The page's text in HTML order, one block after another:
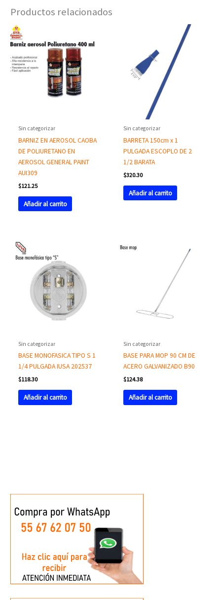
Productos relacionados
Sin categorizar
BARNIZ EN AEROSOL CAOBA
DE POLIURETANO EN
AEROSOL GENERAL PAINT
AUI309
$121.25
Añadir al carrito
Sin categorizar
BARRETA 150cm x 1
PULGADA ESCOPLO DE 2
1/2 BARATA
$320.30
Añadir al carrito
Sin categorizar
BASE MONOFASICA TIPO S 1
1/4 PULGADA IUSA 202537
$118.30
Añadir al carrito
Sin categorizar
BASE PARA MOP 90 CM DE
ACERO GALVANIZADO B90
$124.38
Añadir al carrito